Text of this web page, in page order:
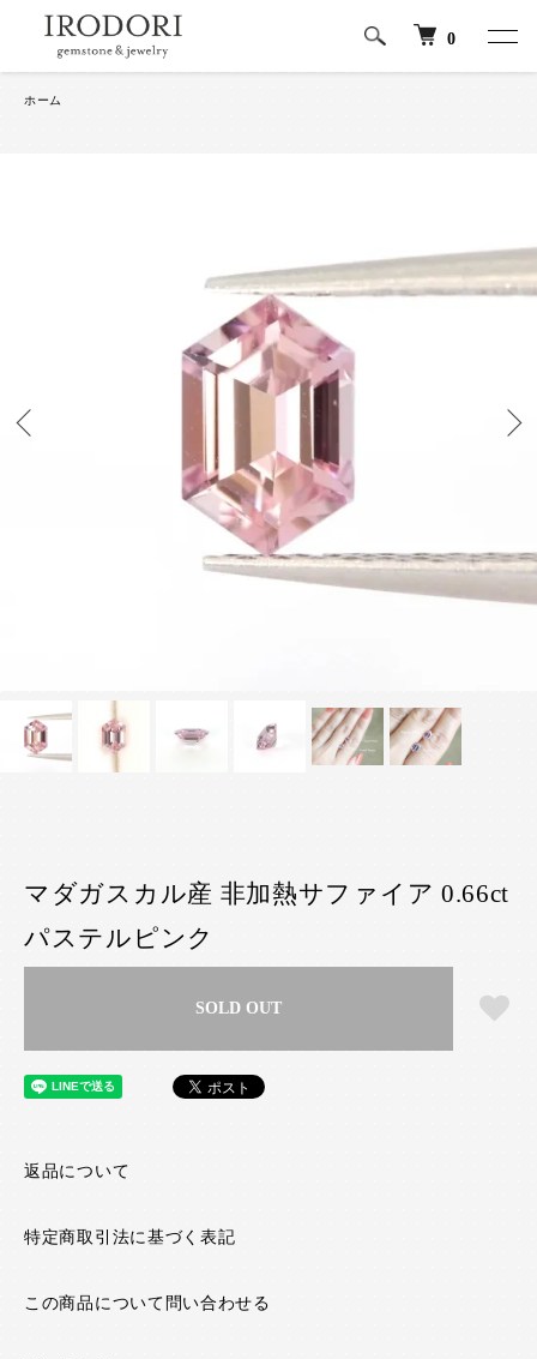
0
ホーム
マダガスカル産 非加熱サファイア 0.66ct
パステルピンク
SOLD OUT
返品について
特定商取引法に基づく表記
この商品について問い合わせる